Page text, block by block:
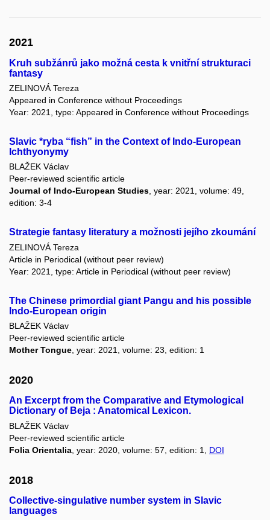
2021
Kruh subžánrů jako možná cesta k vnitřní strukturaci
fantasy
ZELINOVÁ Tereza
Appeared in Conference without Proceedings
Year: 2021, type: Appeared in Conference without Proceedings
Slavic *ryba “fish” in the Context of Indo-European
Ichthyonymy
BLAŽEK Václav
Peer-reviewed scientific article
Journal of Indo-European Studies, year: 2021, volume: 49,
edition: 3-4
Strategie fantasy literatury a možnosti jejího zkoumání
ZELINOVÁ Tereza
Article in Periodical (without peer review)
Year: 2021, type: Article in Periodical (without peer review)
The Chinese primordial giant Pangu and his possible
Indo-European origin
BLAŽEK Václav
Peer-reviewed scientific article
Mother Tongue , year: 2021, volume: 23, edition: 1
2020
An Excerpt from the Comparative and Etymological
Dictionary of Beja : Anatomical Lexicon.
BLAŽEK Václav
Peer-reviewed scientific article
Folia Orientalia , year: 2020, volume: 57, edition: 1, DOI
2018
Collective-singulative number system in Slavic
languages